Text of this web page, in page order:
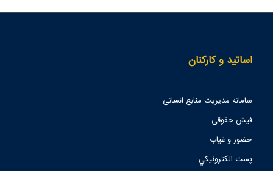
اساتید و کارکنان
سامانه مدیریت منابع انسانی
فیش حقوقی
حضور و غیاب
پست الكترونيكي